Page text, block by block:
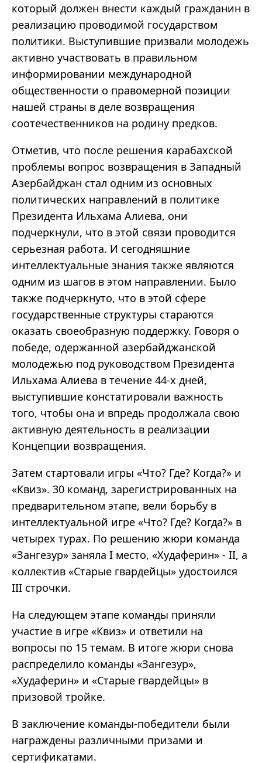
который должен внести каждый гражданин в
реализацию проводимой государством
политики. Выступившие призвали молодежь
активно участвовать в правильном
информировании международной
общественности о правомерной позиции
нашей страны в деле возвращения
соотечественников на родину предков.
Отметив, что после решения карабахской
проблемы вопрос возвращения в Западный
Азербайджан стал одним из основных
политических направлений в политике
Президента Ильхама Алиева, они
подчеркнули, что в этой связи проводится
серьезная работа. И сегодняшние
интеллектуальные знания также являются
одним из шагов в этом направлении. Было
также подчеркнуто, что в этой сфере
государственные структуры стараются
оказать своеобразную поддержку. Говоря о
победе, одержанной азербайджанской
молодежью под руководством Президента
Ильхама Алиева в течение 44-х дней,
выступившие констатировали важность
того, чтобы она и впредь продолжала свою
активную деятельность в реализации
Концепции возвращения.
Затем стартовали игры «Что? Где? Когда?» и
«Квиз». 30 команд, зарегистрированных на
предварительном этапе, вели борьбу в
интеллектуальной игре «Что? Где? Когда?» в
четырех турах. По решению жюри команда
«Зангезур» заняла I место, «Худаферин» - II, а
коллектив «Старые гвардейцы» удостоился
III строчки.
На следующем этапе команды приняли
участие в игре «Квиз» и ответили на
вопросы по 15 темам. В итоге жюри снова
распределило команды «Зангезур»,
«Худаферин» и «Старые гвардейцы» в
призовой тройке.
В заключение команды-победители были
награждены различными призами и
сертификатами.